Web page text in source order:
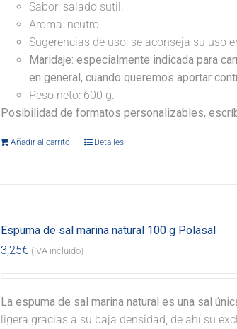
Sabor: salado sutil.
Aroma: neutro.
Sugerencias de uso: se aconseja su uso
Maridaje: especialmente indicada para
en general, cuando queremos aportar
Peso neto: 600 g.
Posibilidad de formatos personalizables,
Añadir al carrito Detalles
Espuma de sal marina natural 100 g Polasal
3,25€ (IVA incluido)
La espuma de sal marina natural es una sal
ligera gracias a su baja densidad, de ahí su